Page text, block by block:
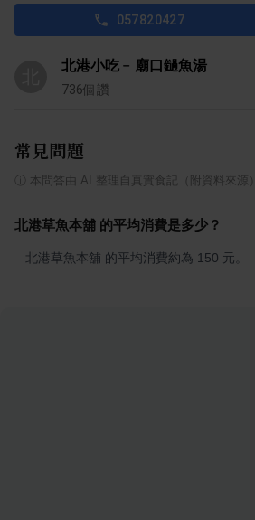
057820427
北港小吃﹣廟口鐹魚湯
736個讚
常見問題
本問答由 AI 整理自真實食記（附資料來源）
北港草魚本舖 的平均消費是多少？
北港草魚本舖 的平均消費約為 150 元。